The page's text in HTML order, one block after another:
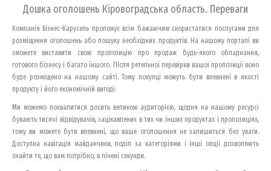
Дошка оголошень Кіровоградська область. Переваги
Компанія Бізнес-Карусель пропонує всім бажаючим скористатися послугами для
розміщення оголошень або пошуку необхідних продуктів. На нашому порталі ви
зможете виставити свою пропозицію про продаж будь-якого обладнання,
готового бізнесу і багато іншого. Після ретельної перевірки вашої пропозиції воно
буде розміщено на нашому сайті. Тому покупці можуть бути впевнені в якості
продукту і його економічній вигоді.
Ми можемо похвалитися досить великою аудиторією, щодня на нашому ресурсі
бувають тисячі відвідувачів, зацікавлених в тих чи інших продуктах і пропозиціях,
тому ви можете бути впевнені, що ваше оголошення не залишиться без уваги.
Доступна навігація майданчики, поділ за категоріями і інші опції дозволяють
знайти те, що вам потрібно, в лічені секунди.